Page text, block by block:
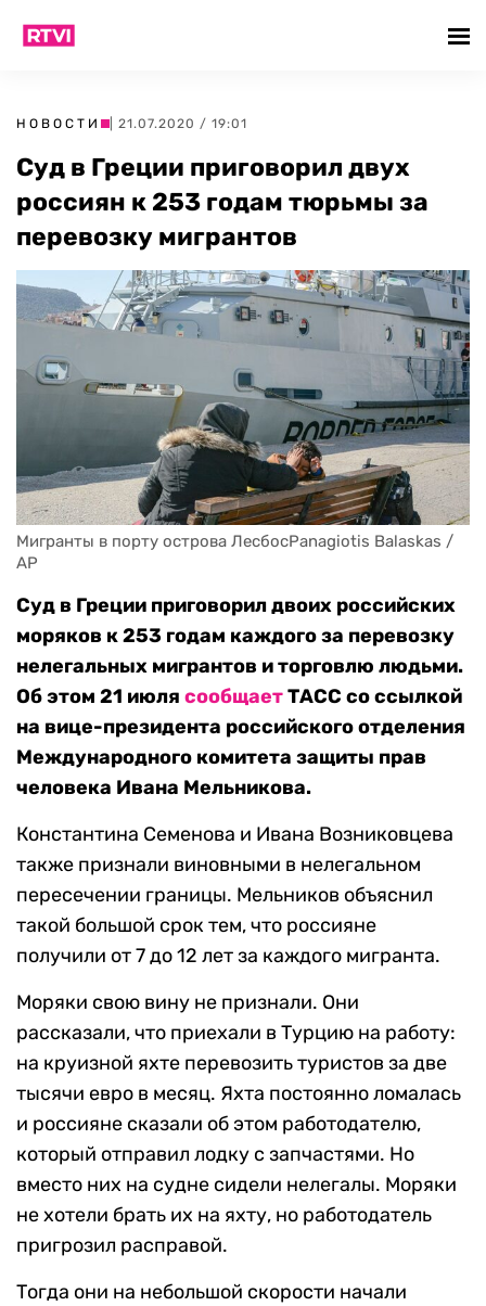
НОВОСТИ | 21.07.2020 / 19:01
Суд в Греции приговорил двух
россиян к 253 годам тюрьмы за
перевозку мигрантов
Мигранты в порту острова ЛесбосPanagiotis Balaskas /
AP
Суд в Греции приговорил двоих российских
моряков к 253 годам каждого за перевозку
нелегальных мигрантов и торговлю людьми.
Об этом 21 июля сообщаетТАСС со ссылкой
на вице-президента российского отделения
Международного комитета защиты прав
человека Ивана Мельникова.
Константина Семенова и Ивана Возниковцева
также признали виновными в нелегальном
пересечении границы. Мельников объяснил
такой большой срок тем, что россияне
получили от 7 до 12 лет за каждого мигранта.
Моряки свою вину не признали. Они
рассказали, что приехали в Турцию на работу:
на круизной яхте перевозить туристов за две
тысячи евро в месяц. Яхта постоянно ломалась
и россияне сказали об этом работодателю,
который отправил лодку с запчастями. Но
вместо них на судне сидели нелегалы. Моряки
не хотели брать их на яхту, но работодатель
пригрозил расправой.
Тогда они на небольшой скорости начали